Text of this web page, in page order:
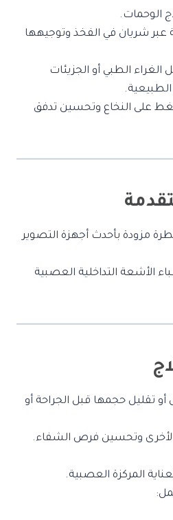
الوحمات.
عبر شريان في الفخذ وتوجيهها
الطبي أو الجزيئات
على النخاع وتحسين تدفق
مزودة بأحدث أجهزة التصوير
الأشعة التداخلية العصبية
تقليل حجمها قبل الجراحة أو
الأخرى وتحسين فرص الشفاء.
المركزة العصبية.